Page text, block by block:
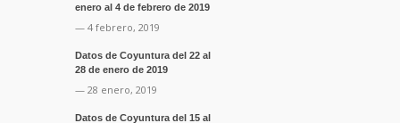
enero al 4 de febrero de 2019
— 4 febrero, 2019
Datos de Coyuntura del 22 al
28 de enero de 2019
— 28 enero, 2019
Datos de Coyuntura del 15 al